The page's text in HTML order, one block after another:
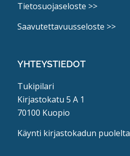
Tietosuojaseloste >>
Saavutettavuusseloste >>
YHTEYSTIEDOT
Tukipilari
Kirjastokatu 5 A 1
70100 Kuopio
Käynti kirjastokadun puolelta